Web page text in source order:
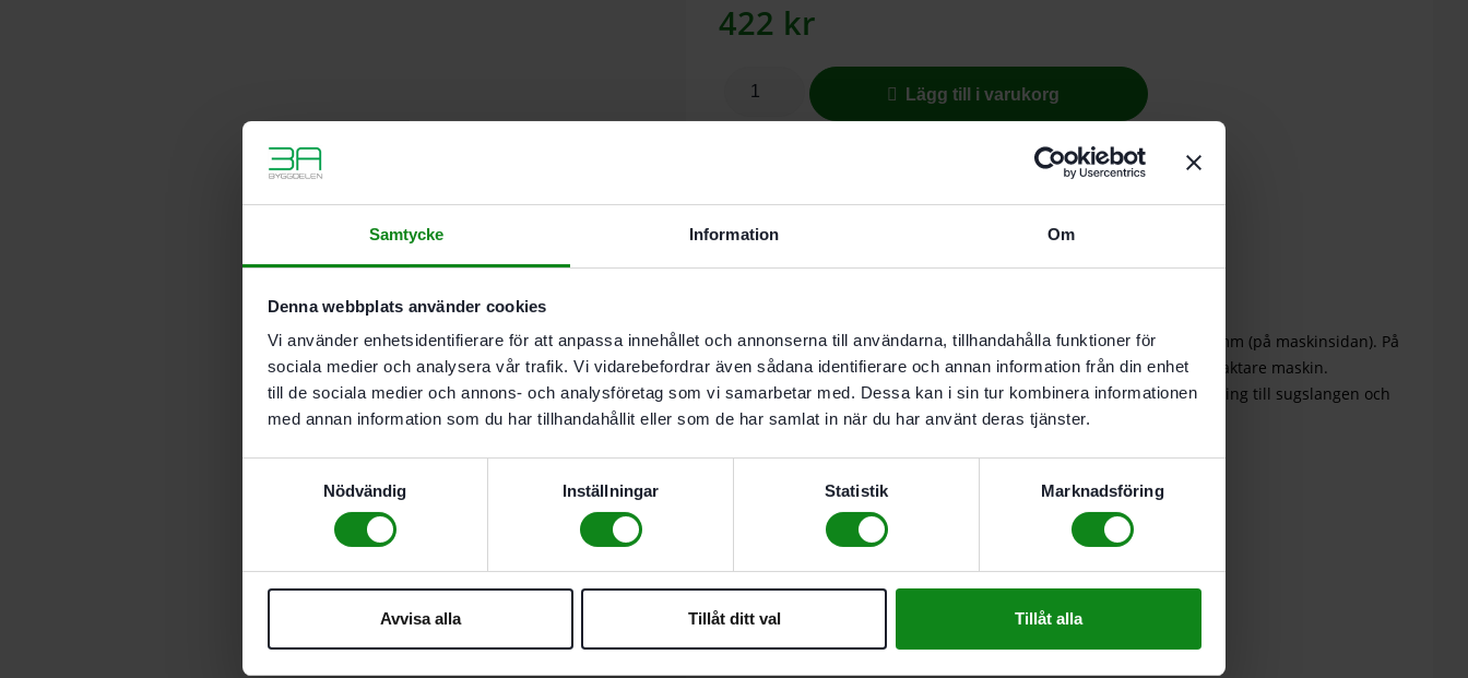
Samtycke Information Om
Denna webbplats använder cookies
Vi använder enhetsidentifierare för att anpassa innehållet och annonserna till användarna, tillhandahålla funktioner för
sociala medier och analysera vår trafik. Vi vidarebefordrar även sådana identifierare och annan information från din enhet
till de sociala medier och annons- och analysföretag som vi samarbetar med. Dessa kan i sin tur kombinera informationen
med annan information som du har tillhandahållit eller som de har samlat in när du har använt deras tjänster.
Nödvändig
Inställningar Statistik Marknadsföring
Avvisa alla Tillåt ditt val Tillåt alla
422 kr
Lägg till i varukorg
Fast anslutningsbar adapter som reducerar en 36 mm-slang till 27 mm (på maskinsidan). På
så vis kan även en slang med 36 mm diameter anslutas till en kompaktare maskin.
Adaptern har en bajonettkoppling på båda sidor för optimal anslutning till sugslangen och
maskinen.
Teknisk Data
Recensioner (0)
Reducerar en 36 mm-slang till 27 mm (på maskinsidan).